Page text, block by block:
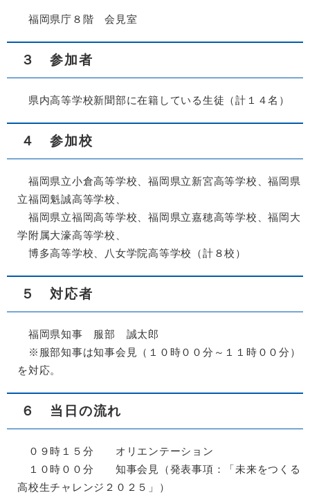
福岡県庁８階 会見室
３ 参加者
県内高等学校新聞部に在籍している生徒（計１４名）
４ 参加校
福岡県立小倉高等学校、福岡県立新宮高等学校、福岡県
立福岡魁誠高等学校、
福岡県立福岡高等学校、福岡県立嘉穂高等学校、福岡大
学附属大濠高等学校、
博多高等学校、八女学院高等学校（計８校）
５ 対応者
福岡県知事 服部 誠太郎
※服部知事は知事会見（１０時００分～１１時００分）
を対応。
６ 当日の流れ
０９時１５分 オリエンテーション
１０時００分 知事会見（発表事項：「未来をつくる
高校生チャレンジ２０２５」）